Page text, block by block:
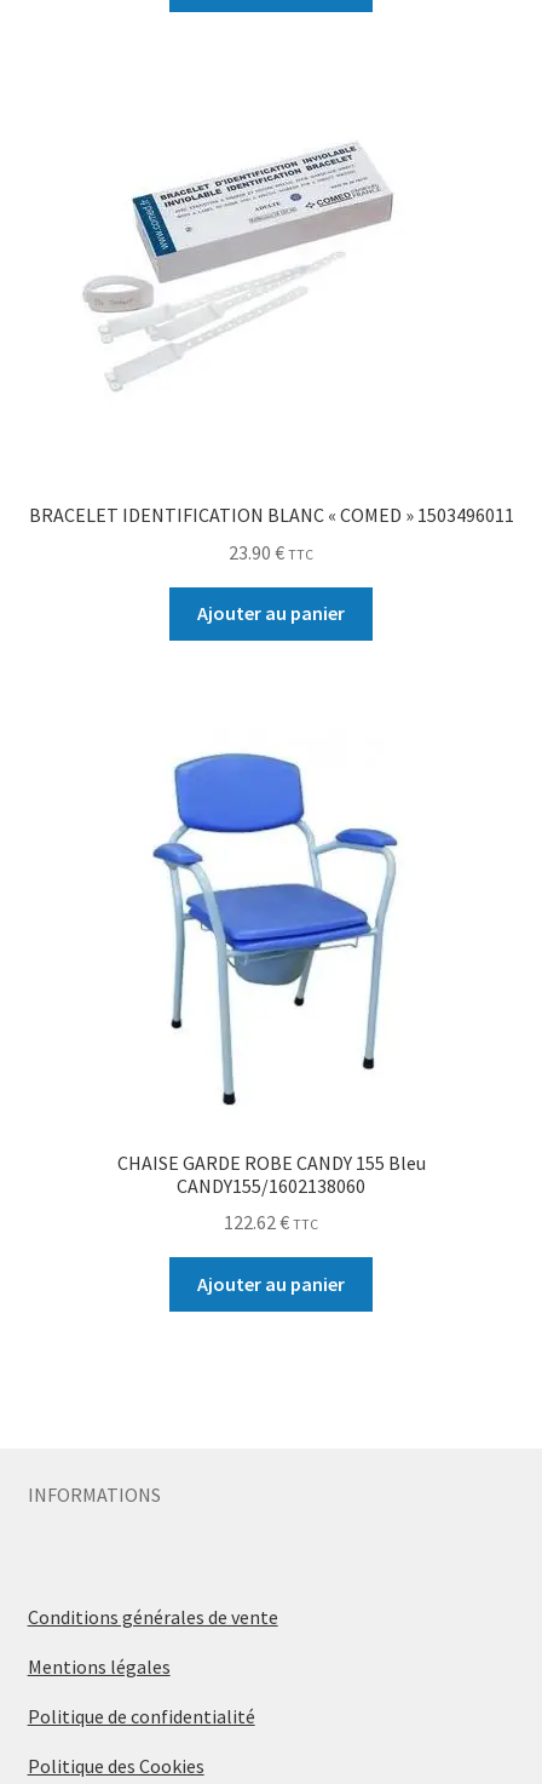
BRACELET IDENTIFICATION BLANC « COMED » 1503496011
23.90 € TTC
Ajouter au panier
CHAISE GARDE ROBE CANDY 155 Bleu
CANDY155/1602138060
122.62€ TTC
Ajouter au panier
INFORMATIONS
Conditions générales de vente
Mentions légales
Politique de confidentialité
Politique des Cookies